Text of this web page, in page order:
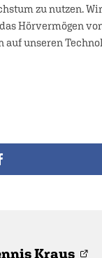
zu nutzen.
Hörvermögen
unseren
Kraus